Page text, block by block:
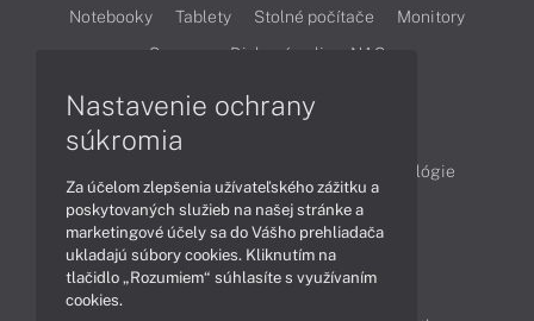
Notebooky Tablety Stolné počítače
Monitory
Servery
Diskové polia a NAS
Technológie
Videá
Obsah
Nastavenie ochrany
súkromia
Za účelom zlepšenia užívateľského zážitku a
poskytovaných služieb na našej stránke a
marketingové účely sa do Vášho prehliadača
ukladajú súbory cookies. Kliknutím na
tlačidlo „Rozumiem“ súhlasíte s využívaním
cookies.